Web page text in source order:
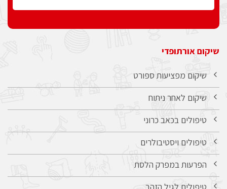
שיקום אורתופדי
שיקום מפציעות ספורט
שיקום לאחר ניתוח
טיפולים בכאב כרוני
טיפולים ויסטיבולרים
הפרעות במפרק הלסת
טיפולים לגיל הזהב